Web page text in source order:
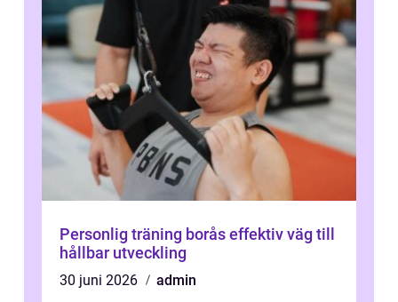
Personlig träning borås effektiv väg till
hållbar utveckling
30 juni 2026
admin